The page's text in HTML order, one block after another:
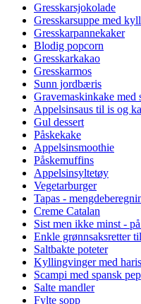
Gresskarsjokolade
Gresskarsuppe med
Gresskarpannekaker
Blodig popcorn
Gresskarkakao
Gresskarmos
Sunn jordbæris
Gravemaskinkake med
Appelsinsaus til is og
Gul dessert
Påskekake
Appelsinsmoothie
Påskemuffins
Appelsinsyltetøy
Vegetarburger
Tapas -
Creme Catalan
Sist men ikke minst -
Enkle grønnsaksretter
Saltbakte poteter
Kyllingvinger med
Scampi med spansk
Salte mandler
Fylte sopp